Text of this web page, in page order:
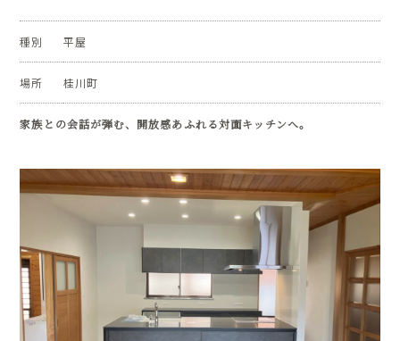
種別 平屋
場所 桂川町
家族との会話が弾む、開放感あふれる対面キッチンへ。